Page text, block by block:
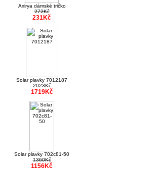
Axirya dámské tričko
272Kč
231Kč
Solar plavky 7012187
2023Kč
1719Kč
Solar plavky 702c81-50
1360Kč
1156Kč